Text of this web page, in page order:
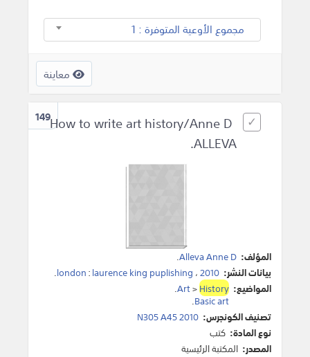
مجموع الأوعية المتوفرة : 1
معاينة
149How to write art history/Anne D
ALLEVA.
المؤلف: Alleva Anne D
.
بيانات النشر:
london:laurence king puplishing ،2010
.
المواضيع:
Art>History
.
Basic art
.
تصنيف الكونجرس: N305 A45 2010
نوع المادة: كتب
المصدر: المكتبة الرئيسية